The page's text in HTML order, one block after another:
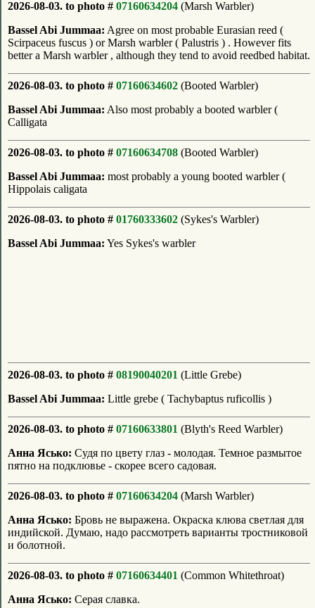
2026-08-03. to photo # 07160634204 (Marsh Warbler)
Bassel Abi Jummaa: Agree on most probable Eurasian reed (
Scirpaceus fuscus ) or Marsh warbler ( Palustris ) . However fits
better a Marsh warbler , although they tend to avoid reedbed habitat.
2026-08-03. to photo # 07160634602 (Booted Warbler)
Bassel Abi Jummaa: Also most probably a booted warbler (
Calligata
2026-08-03. to photo # 07160634708 (Booted Warbler)
Bassel Abi Jummaa: most probably a young booted warbler (
Hippolais caligata
2026-08-03. to photo # 01760333602 (Sykes's Warbler)
Bassel Abi Jummaa: Yes Sykes's warbler
2026-08-03. to photo # 08190040201 (Little Grebe)
Bassel Abi Jummaa: Little grebe ( Tachybaptus ruficollis )
2026-08-03. to photo # 07160633801 (Blyth's Reed Warbler)
Анна Ясько: Судя по цвету глаз - молодая. Темное размытое
пятно на подклювье - скорее всего садовая.
2026-08-03. to photo # 07160634204 (Marsh Warbler)
Анна Ясько: Бровь не выражена. Окраска клюва светлая для
индийской. Думаю, надо рассмотреть варианты тростниковой
и болотной.
2026-08-03. to photo # 07160634401 (Common Whitethroat)
Анна Ясько: Серая славка.